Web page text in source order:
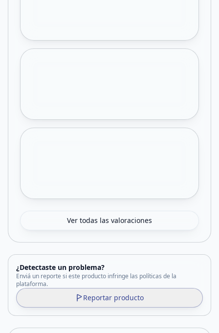
Ver todas las valoraciones
¿Detectaste un problema?
Enviá un reporte si este producto infringe las políticas de la
plataforma.
Reportar producto